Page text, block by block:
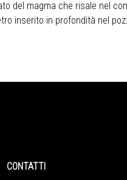
del magma che risale nel
inserito in profondità nel
CONTATTI